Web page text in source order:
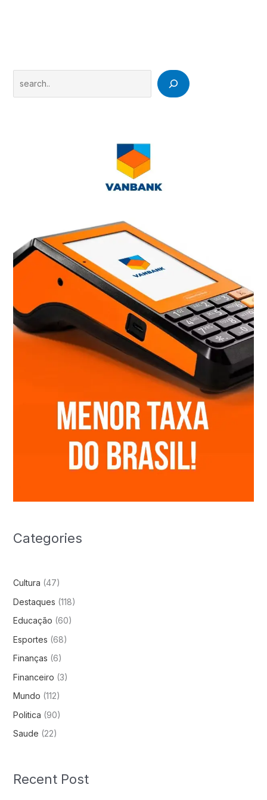
Categories
Cultura (47)
Destaques (118)
Educação (60)
Esportes (68)
Finanças (6)
Financeiro (3)
Mundo (112)
Politica (90)
Saude (22)
Recent Post